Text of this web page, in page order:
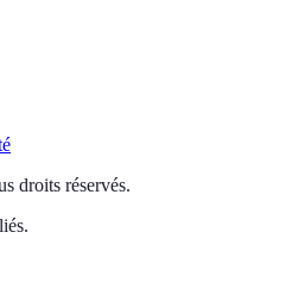
droits réservés.